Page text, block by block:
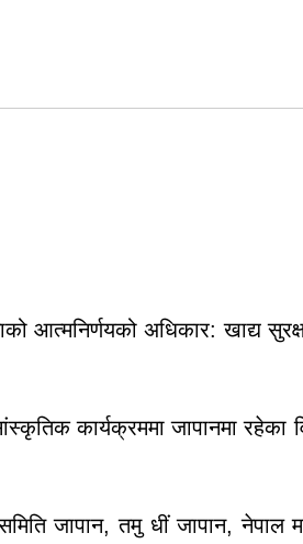
अधिकार: खाद्य
कार्यक्रममा जापानमा रहेका
जापान, तमु धीं जापान, नेपाल